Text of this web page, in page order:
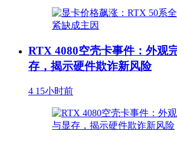
RTX 4080空壳卡事件：外观
存，揭示硬件欺诈新风险
4 15小时前